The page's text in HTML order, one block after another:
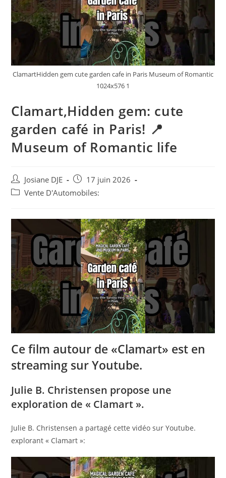
ClamartHidden gem cute garden cafe in Paris Museum of Romantic
1024x576 1
Clamart,Hidden gem: cute
garden café in Paris! 📍
Museum of Romantic life
Auteur/autrice
de
Josiane DJE
Post
published:
17 juin 2026
PostVente D'Automobiles:
Ce film autour de «Clamart» est en
streaming sur Youtube.
Julie B. Christensen propose une
exploration de « Clamart ».
Julie B. Christensen a partagé cette vidéo sur Youtube.
explorant « Clamart »: